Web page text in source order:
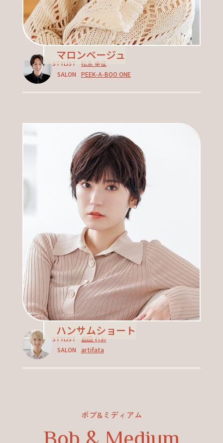
マロンベージュ
STYLIST
松永 幸征
SALON
PEEK-A-BOO ONE
ハンサムショート
STYLIST
岩田 れお
SALON
artifata
ボブ&ミディアム